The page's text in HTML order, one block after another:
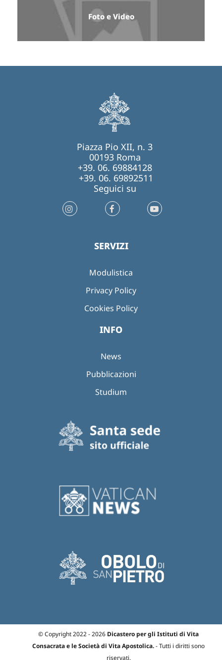
Foto e Video
Piazza Pio XII, n. 3
00193 Roma
+39. 06. 69884128
+39. 06. 69892511
Seguici su
SERVIZI
Modulistica
Privacy Policy
Cookies Policy
INFO
News
Pubblicazioni
Studium
© Copyright 2022 - 2026 Dicastero per gli Istituti di Vita
Consacrata e le Società di Vita Apostolica.- Tutti i diritti sono
riservati.